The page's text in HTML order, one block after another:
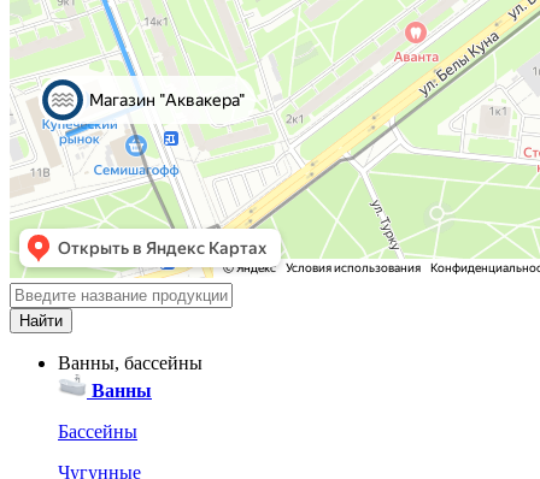
Ванны, бассейны
Ванны
Бассейны
Чугунные